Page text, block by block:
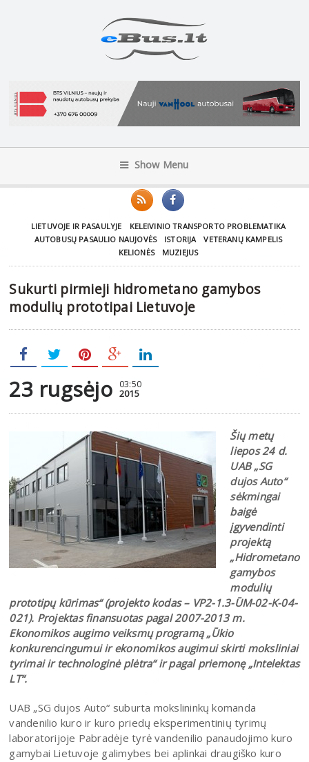
Show Menu
LIETUVOJE IR PASAULYJE
KELEIVINIO TRANSPORTO PROBLEMATIKA
AUTOBUSŲ PASAULIO NAUJOVĖS
ISTORIJA
VETERANŲ KAMPELIS
KELIONĖS
MUZIEJUS
Sukurti pirmieji hidrometano gamybos
modulių prototipai Lietuvoje
23 rugsėjo 03:50
2015
Šių metų
liepos 24 d.
UAB „SG
dujos Auto“
sėkmingai
baigė
įgyvendinti
projektą
„Hidrometano
gamybos
modulių
prototipų kūrimas“ (projekto kodas – VP2-1.3-ŪM-02-K-04-
021). Projektas finansuotas pagal 2007-2013 m.
Ekonomikos augimo veiksmų programą „Ūkio
konkurencingumui ir ekonomikos augimui skirti moksliniai
tyrimai ir technologinė plėtra“ ir pagal priemonę „Intelektas
LT“.
UAB „SG dujos Auto“ suburta mokslininkų komanda
vandenilio kuro ir kuro priedų eksperimentinių tyrimų
laboratorijoje Pabradėje tyrė vandenilio panaudojimo kuro
gamybai Lietuvoje galimybes bei aplinkai draugiško kuro